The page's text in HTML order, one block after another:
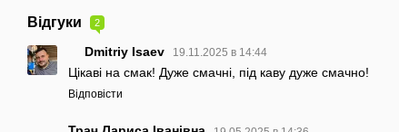
Відгуки 2
Dmitriy Isaev 19.11.2025 в 14:44
Цікаві на смак! Дуже смачні, під каву дуже смачно!
Відповісти